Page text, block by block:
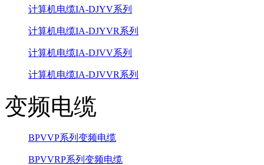
计算机电缆IA-DJYV系列
计算机电缆IA-DJYVR系列
计算机电缆IA-DJVV系列
计算机电缆IA-DJVVR系列
变频电缆
BPVVP系列变频电缆
BPVVRP系列变频电缆